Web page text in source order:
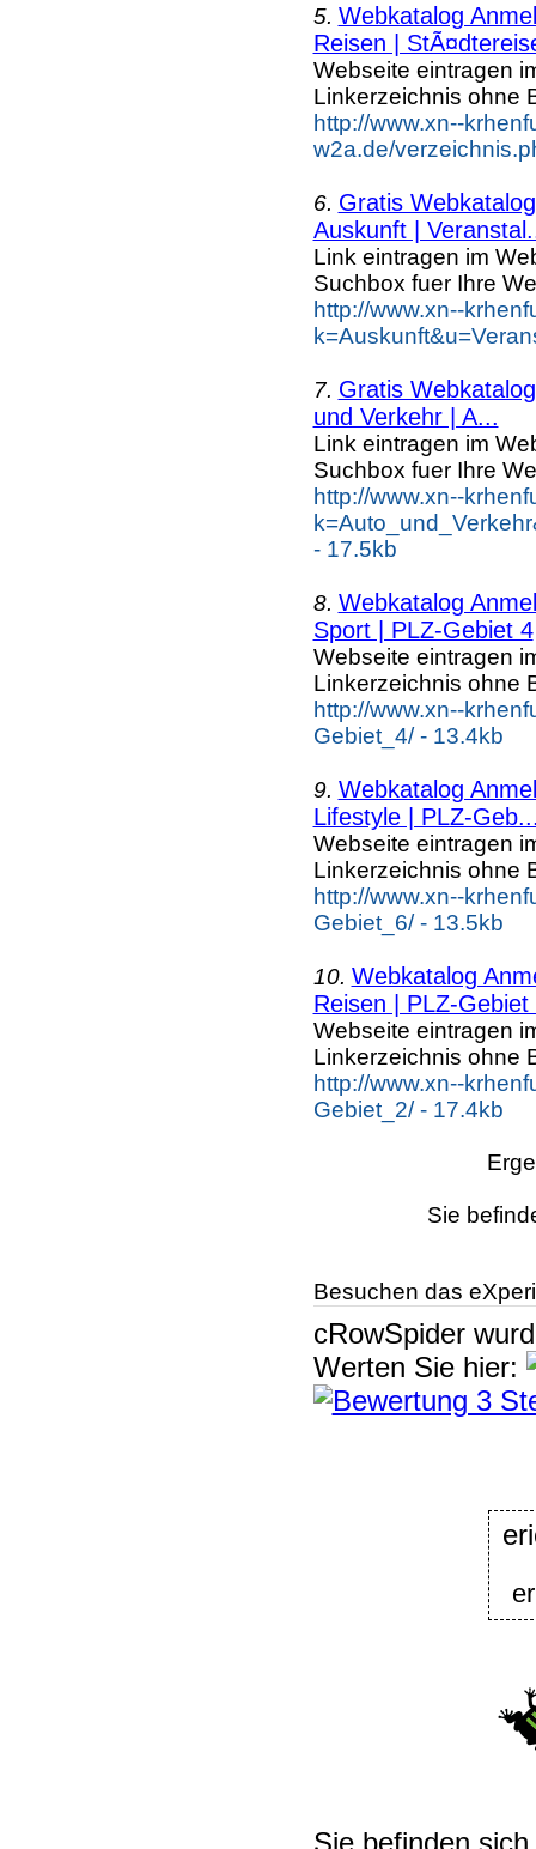
5. Webkatalog
Reisen |
Webseite eintragen
Linkerzeichnis ohne
http://www.xn--
w2a.de/
6. Gratis
Auskunft |
Link eintragen im
Suchbox fuer Ihre
http://www.xn--
7. Gratis
und Verkehr | A...
Link eintragen im
Suchbox fuer Ihre
http://www.xn--
- 17.5kb
8. Webkatalog
Sport | PLZ-Gebiet 4
Webseite eintragen
Linkerzeichnis ohne
http://www.xn--
Gebiet_4/ - 13.4kb
9. Webkatalog
Lifestyle | PLZ-
Webseite eintragen
Linkerzeichnis ohne
http://www.xn--
Gebiet_6/ - 13.5kb
10. Webkatalog
Reisen | PLZ-Gebiet
Webseite eintragen
Linkerzeichnis ohne
http://www.xn--
Gebiet_2/ - 17.4kb
Sie
Besuchen das
cRowSpider
Werten Sie hier:
Sie befinden